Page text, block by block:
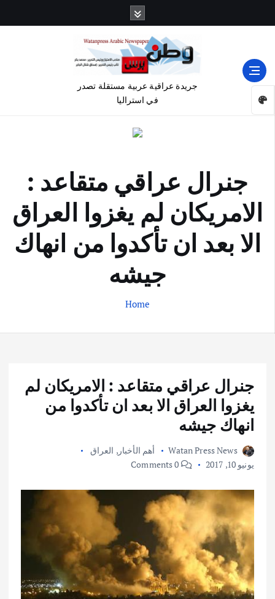
جريدة عراقية عربية مستقلة تصدر
في استراليا
جنرال عراقي متقاعد :
الامريكان لم يغزوا العراق
الا بعد ان تأكدوا من انهاك
جيشه
Home
جنرال عراقي متقاعد : الامريكان لم
يغزوا العراق الا بعد ان تأكدوا من
انهاك جيشه
Watan Press News أهم الأخبار, العراق
يونيو 10, 2017